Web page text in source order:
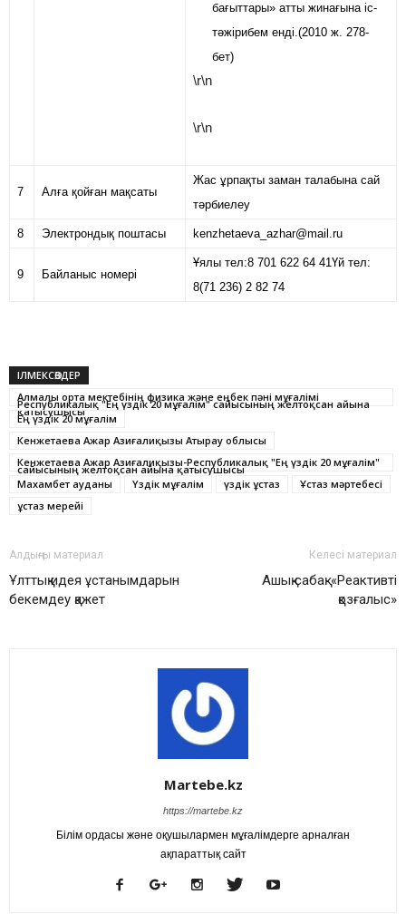
бағыттары» атты жинағына іс-
тәжірибем енді.(2010 ж. 278-
бет)
\r\n
\r\n
7 Алға қойған мақсаты
Жас ұрпақты заман талабына сай
тәрбиелеу
8 Электрондық поштасы kenzhetaeva_azhar@mail.ru
9 Байланыс номері
Ұялы тел:8 701 622 64 41Үй тел:
8(71 236) 2 82 74
ІЛМЕКСӨЗДЕР
Алмалы орта мектебінің физика және еңбек пәні мұғалімі
Республикалық "Ең үздік 20 мұғалім" сайысының желтоқсан айына
қатысушысы
Ең үздік 20 мұғалім
Кенжетаева Ажар Азиғалиқызы Атырау облысы
Кенжетаева Ажар Азиғалиқызы-Республикалық "Ең үздік 20 мұғалім"
сайысының желтоқсан айына қатысушысы
Махамбет ауданы
Үздік мұғалім үздік ұстаз
Ұстаз мәртебесі
ұстаз мерейі
Алдыңғы материал
Ұлттық идея ұстанымдарын
бекемдеу қажет
Келесі материал
Ашық сабақ: «Реактивті
қозғалыс»
Martebe.kz
https://martebe.kz
Білім ордасы және оқушылармен мұғалімдерге арналған
ақпараттық сайт